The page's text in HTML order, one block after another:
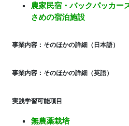
農家民宿・バックパッカー
さめの宿泊施設
事業内容：そのほかの詳細（日本語）
事業内容：そのほかの詳細（英語）
実践学習可能項目
無農薬栽培